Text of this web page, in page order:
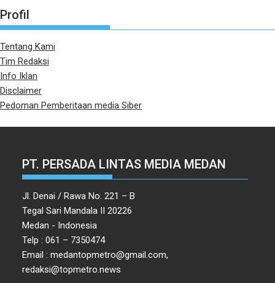
Profil
Tentang Kami
Tim Redaksi
Info Iklan
Disclaimer
Pedoman Pemberitaan media Siber
PT. PERSADA LINTAS MEDIA MEDAN
Jl. Denai / Rawa No. 221 – B
Tegal Sari Mandala II 20226
Medan - Indonesia
Telp : 061 – 7350474
Email : medantopmetro@gmail.com,
redaksi@topmetro.news